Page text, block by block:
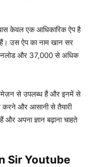
केवल एक आधिकारिक ऐप है
उस ऐप का नाम खान सर
और 37,000 से अधिक
अमेज़न से उपलब्ध हैं और इनमें से
करने और आसानी से तैयारी
अपना ज्ञान बढ़ाना चाहते
Sir Youtube